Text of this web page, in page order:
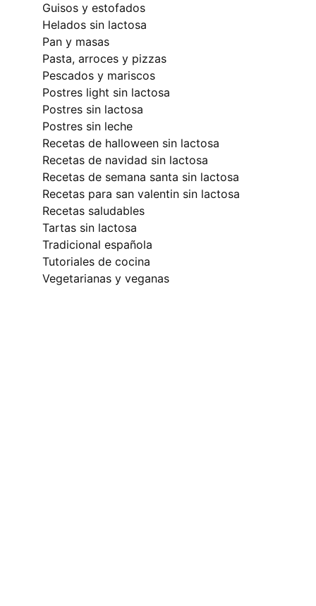
guisos y estofados
helados sin lactosa
pan y masas
pasta, arroces y pizzas
pescados y mariscos
postres light sin lactosa
postres sin lactosa
postres sin leche
recetas de halloween sin lactosa
recetas de navidad sin lactosa
recetas de semana santa sin lactosa
recetas para san valentin sin lactosa
recetas saludables
tartas sin lactosa
tradicional española
tutoriales de cocina
vegetarianas y veganas